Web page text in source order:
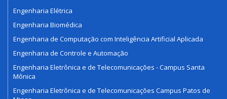
Engenharia Elétrica
Engenharia Biomédica
Engenharia de Computação com Inteligência Artificial Aplicada
Engenharia de Controle e Automação
Engenharia Eletrônica e de Telecomunicações - Campus Santa
Mônica
Engenharia Eletrônica e de Telecomunicações Campus Patos de